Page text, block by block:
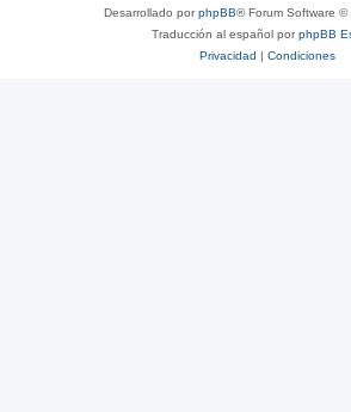
Desarrollado porphpBB® Forum Software ©
Traducción al español porphpBB
Privacidad | Condiciones